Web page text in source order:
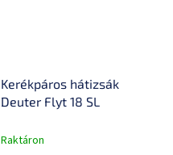
Kerékpáros hátizsák
Deuter Flyt 18 SL
Raktáron